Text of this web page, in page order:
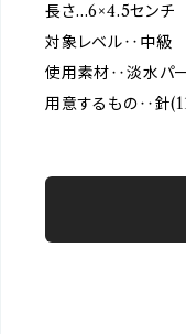
長さ…6×4.5センチ
対象レベル‥中級
使用素材‥淡水パー
用意するもの‥針